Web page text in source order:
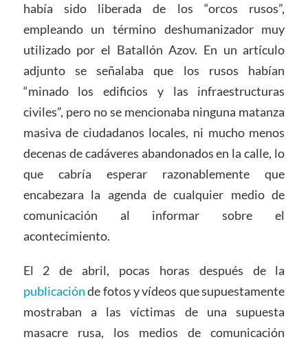
había sido liberada de los “orcos rusos”,
empleando un término deshumanizador muy
utilizado por el Batallón Azov. En un artículo
adjunto se señalaba que los rusos habían
“minado los edificios y las infraestructuras
civiles”, pero no se mencionaba ninguna matanza
masiva de ciudadanos locales, ni mucho menos
decenas de cadáveres abandonados en la calle, lo
que cabría esperar razonablemente que
encabezara la agenda de cualquier medio de
comunicación al informar sobre el
acontecimiento.
El 2 de abril, pocas horas después de la
publicaciónde fotos y vídeos que supuestamente
mostraban a las víctimas de una supuesta
masacre rusa, los medios de comunicación